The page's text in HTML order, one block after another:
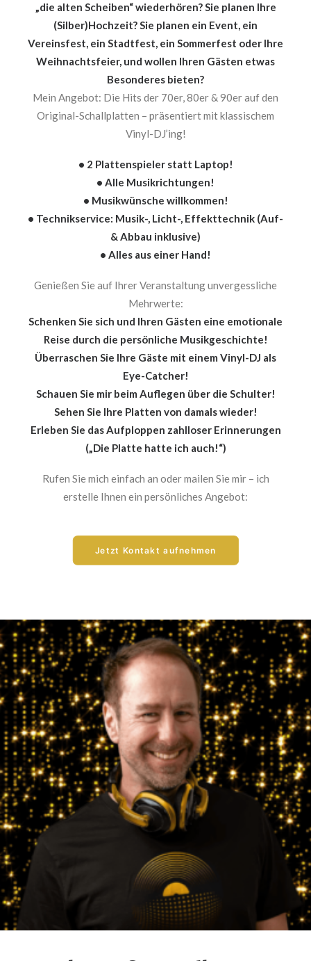
„die alten Scheiben“ wiederhören? Sie planen Ihre
(Silber)Hochzeit? Sie planen ein Event, ein
Vereinsfest, ein Stadtfest, ein Sommerfest oder Ihre
Weihnachtsfeier, und wollen Ihren Gästen etwas
Besonderes bieten?
Mein Angebot: Die Hits der 70er, 80er & 90er auf den
Original-Schallplatten – präsentiert mit klassischem
Vinyl-DJ’ing!
• 2 Plattenspieler statt Laptop!
• Alle Musikrichtungen!
• Musikwünsche willkommen!
• Technikservice: Musik-, Licht-, Effekttechnik (Auf-
& Abbau inklusive)
• Alles aus einer Hand!
Genießen Sie auf Ihrer Veranstaltung unvergessliche
Mehrwerte:
Schenken Sie sich und Ihren Gästen eine emotionale
Reise durch die persönliche Musikgeschichte!
Überraschen Sie Ihre Gäste mit einem Vinyl-DJ als
Eye-Catcher!
Schauen Sie mir beim Auflegen über die Schulter!
Sehen Sie Ihre Platten von damals wieder!
Erleben Sie das Aufploppen zahlloser Erinnerungen
(„Die Platte hatte ich auch!“)
Rufen Sie mich einfach an oder mailen Sie mir – ich
erstelle Ihnen ein persönliches Angebot:
Jetzt Kontakt aufnehmen